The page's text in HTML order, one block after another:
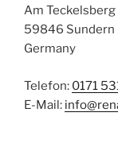
Am
59846 Sundern
Germany
Telefon: 0171
E-Mail: